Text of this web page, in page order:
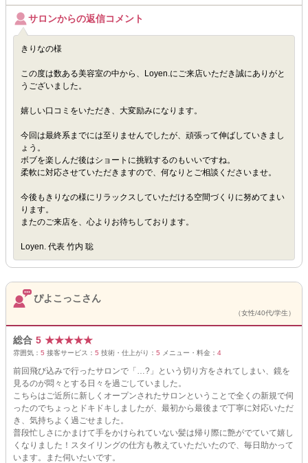
サロンからの返信コメント
きりなの様
この度は数ある美容室の中から、Loyen.にご来店いただき誠にありがと
うございました。
嬉しい口コミをいただき、大変励みになります。
今回は最終系までには至りませんでしたが、頑張って伸ばしていきまし
ょう。
ボブを楽しんだ後はショートに挑戦するのもいいですね。
柔軟に対応させていただきますので、何なりとご相談くださいませ。
今後もきりなの様にリラックスしていただける空間づくりに努めてまい
ります。
またのご来店を、心よりお待ちしております。
Loyen. 代表 竹内 聡
ぴよこっこさん
（女性/40代/学生）
総合 5 ★★★★★
雰囲気： 5 接客サービス： 5 技術・仕上がり： 5 メニュー・料金： 4
前回飛び込みで行ったサロンで「…?」という切り方をされてしまい、鏡を
見るのが悶々とする日々を過ごしていました。
こちらはご近所に新しくオープンされたサロンということで全くの新規で伺
ったのでちょっとドキドキしましたが、最初から最後まで丁寧に対応いただ
き、気持ちよく過ごせました。
普段忙しさにかまけて手をかけられていない髪は帰り際に艶がでていて嬉し
くなりました！スタイリングの仕方も教えていただいたので、毎日助かって
います。また伺いたいです。